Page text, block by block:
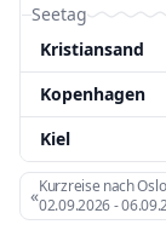
Seetag
Kristiansand
Kopenhagen
Kiel
«Kurzreise nach Oslo
02.09.2026-